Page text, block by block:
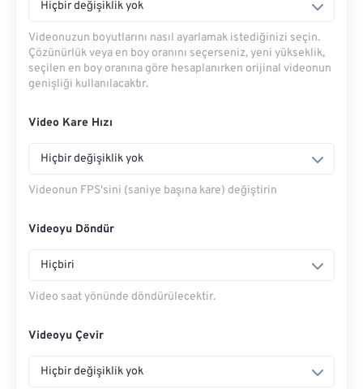
Hiçbir değişiklik yok
Videonuzun boyutlarını nasıl ayarlamak istediğinizi seçin.
Çözünürlük veya en boy oranını seçerseniz, yeni yükseklik,
seçilen en boy oranına göre hesaplanırken orijinal videonun
genişliği kullanılacaktır.
Video Kare Hızı
Hiçbir değişiklik yok
Videonun FPS'sini (saniye başına kare) değiştirin
Videoyu Döndür
Hiçbiri
Video saat yönünde döndürülecektir.
Videoyu Çevir
Hiçbir değişiklik yok